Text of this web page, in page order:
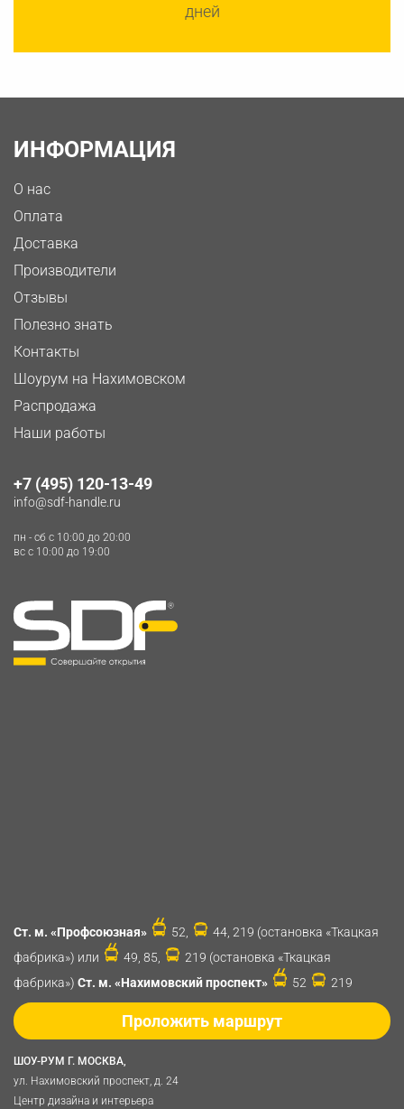
дней
ИНФОРМАЦИЯ
О нас
Оплата
Доставка
Производители
Отзывы
Полезно знать
Контакты
Шоурум на Нахимовском
Распродажа
Наши работы
+7 (495) 120-13-49
info@sdf-handle.ru
пн - сб c 10:00 до 20:00
вс c 10:00 до 19:00
ШОУ-РУМ Г. МОСКВА,
ул. Нахимовский проспект, д. 24
Центр дизайна и интерьера
Ст. м. «Профсоюзная» 52,
44, 219 (остановка «Ткацкая
фабрика») или
49, 85,
219 (остановка «Ткацкая
фабрика») Ст. м. «Нахимовский проспект» 52 219
Проложить маршрут